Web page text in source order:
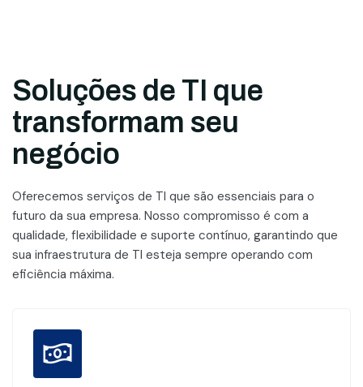
Soluções de TI que
transformam seu
negócio
Oferecemos serviços de TI que são essenciais para o
futuro da sua empresa. Nosso compromisso é com a
qualidade, flexibilidade e suporte contínuo, garantindo que
sua infraestrutura de TI esteja sempre operando com
eficiência máxima.